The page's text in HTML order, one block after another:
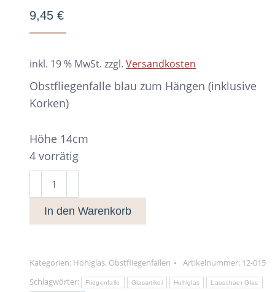
9,45 €
inkl. 19 % MwSt. zzgl. Versandkosten
Obstfliegenfalle blau zum Hängen (inklusive
Korken)
Höhe 14cm
4 vorrätig
Obstfliegenfalle
blau
Menge
In den Warenkorb
Kategorien: Hohlglas, Obstfliegenfallen Artikelnummer: 12-015
Schlagwörter:
Fliegenfalle Glasartikel Hohlglas Lauschaer Glas